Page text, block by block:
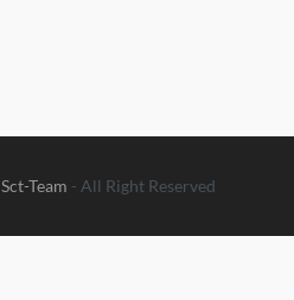
Sct-Team - All Right Reserved